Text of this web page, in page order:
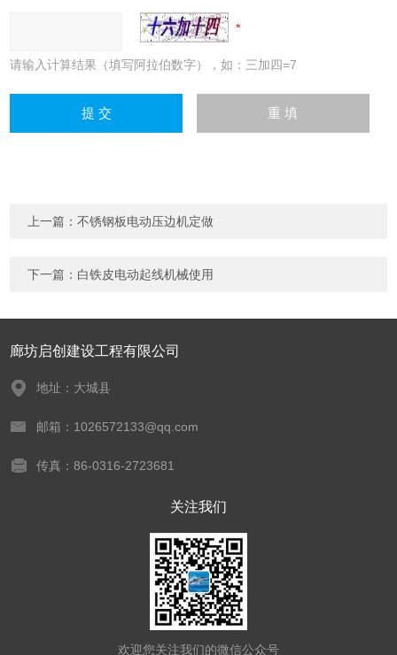
请输入计算结果（填写阿拉伯数字），如：三加四=7
上一篇：不锈钢板电动压边机定做
下一篇： 白铁皮电动起线机械使用
廊坊启创建设工程有限公司
地址：大城县
邮箱：1026572133@qq.com
传真：86-0316-2723681
关注我们
欢迎您关注我们的微信公众号